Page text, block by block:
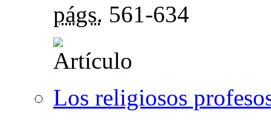
págs. 561-634
Los religiosos